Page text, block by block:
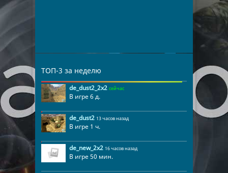
ТОП-3 за неделю
de_dust2_2x2 сейчас
В игре 6 д.
de_dust2 13 часов назад
В игре 1 ч.
de_new_2x2 16 часов назад
В игре 50 мин.